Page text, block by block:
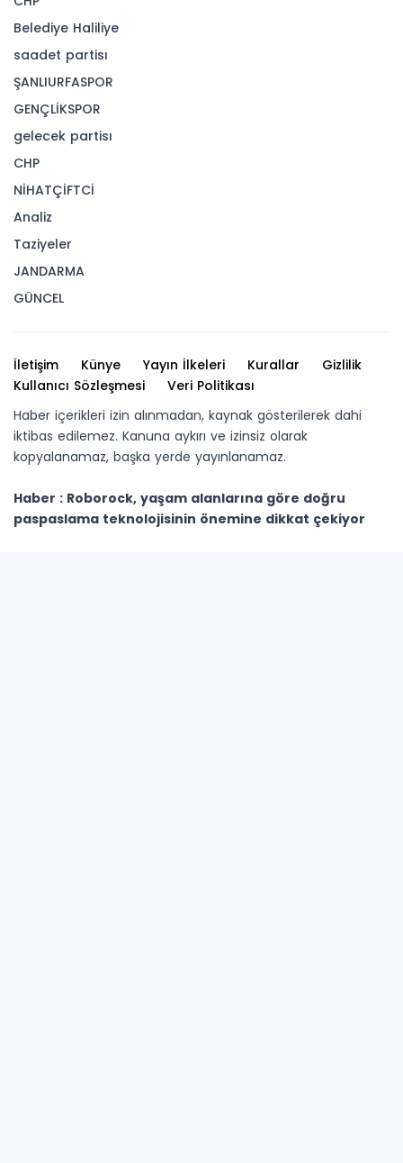
temsilcileri olduğunu belirterek, “Şehrimizin
geleceğine yönelik her fikir, öneri ve yapıcı
eleştiri bizim için değerlidir.” ifadesini kullandı.
Kahveci, kültür ve sanat alanında Kent Konseyi
ile ortak projelerin sürdürüleceğini belirterek,
yeniden başkan seçilen Bülent Cebeci’yi ve
yeni yönetimi tebrik etti.
Hibya Haber Ajansı
Adınız *
E-Posta Adresiniz *